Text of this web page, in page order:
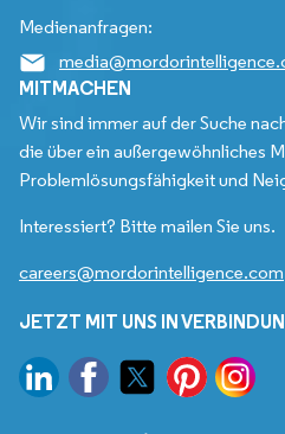
Medienanfragen:
MITMACHEN
Wir sind immer auf der Suche
die über ein außergewöhnliches
Problemlösungsfähigkeit und
Interessiert? Bitte mailen Sie uns.
careers@mordorintelligence.com
JETZT MIT UNS IN